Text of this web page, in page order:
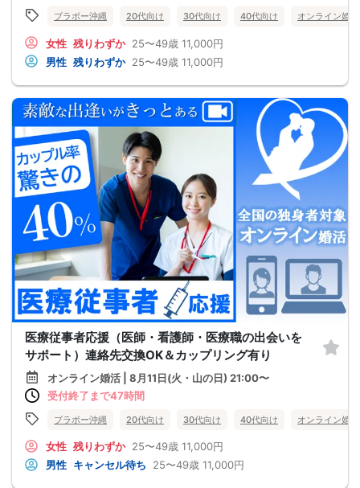
ブラボー沖縄 20代向け 30代向け 40代向け オンライン婚活
女性 残りわずか 25〜49歳 11,000円
男性 残りわずか 25〜49歳 11,000円
医療従事者応援（医師・看護師・医療職の出会いを
サポート）連絡先交換OK＆カップリング有り
オンライン婚活 | 8月11日(火・山の日) 21:00〜
受付終了まで47時間
ブラボー沖縄 20代向け 30代向け 40代向け オンライン婚活
女性 残りわずか 25〜49歳 11,000円
男性 キャンセル待ち 25〜49歳 11,000円